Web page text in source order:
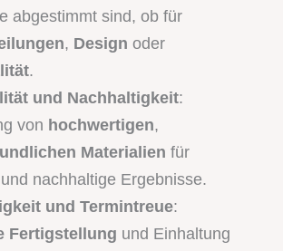
abgestimmt sind, ob für
, Design oder
.
und Nachhaltigkeit:
von hochwertigen,
Materialien für
nachhaltige Ergebnisse.
und Termintreue:
Fertigstellung und Einhaltung